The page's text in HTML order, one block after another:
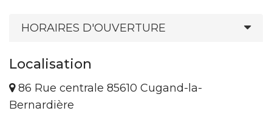
HORAIRES D'OUVERTURE
Localisation
86 Rue centrale 85610 Cugand-la-
Bernardière